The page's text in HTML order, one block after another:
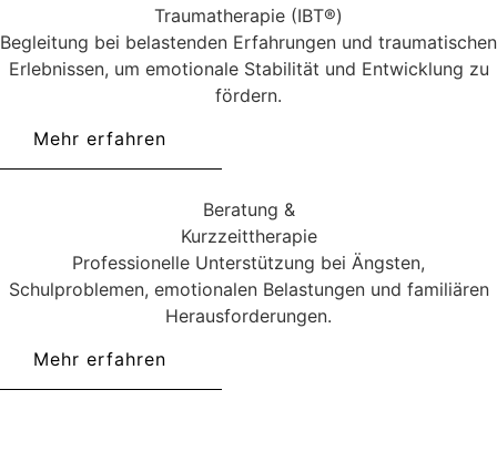
Traumatherapie (IBT®)
Begleitung bei belastenden Erfahrungen und traumatischen
Erlebnissen, um emotionale Stabilität und Entwicklung zu
fördern.
Mehr erfahren
Beratung &
Kurzzeittherapie
Professionelle Unterstützung bei Ängsten,
Schulproblemen, emotionalen Belastungen und familiären
Herausforderungen.
Mehr erfahren